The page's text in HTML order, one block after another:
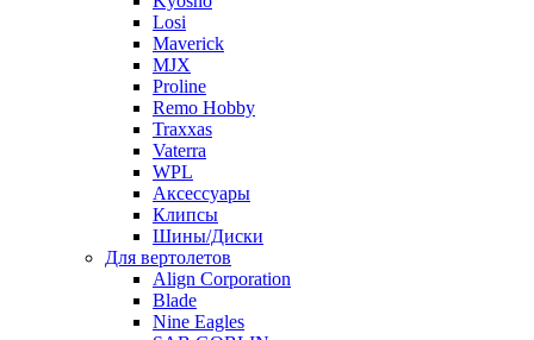
Losi
Maverick
MJX
Proline
Remo Hobby
Traxxas
Vaterra
WPL
Аксессуары
Клипсы
Шины/Диски
Для вертолетов
Align Corporation
Blade
Nine Eagles